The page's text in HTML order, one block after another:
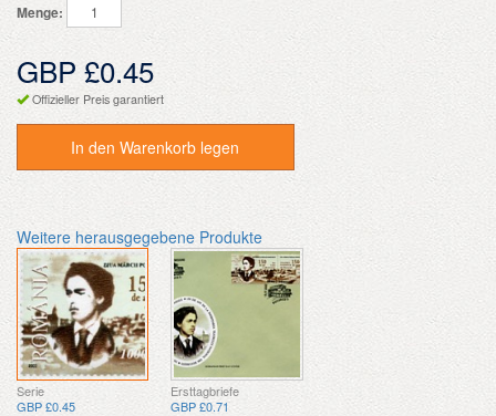
Menge:
GBP £0.45
Offizieller Preis garantiert
In den Warenkorb legen
Weitere herausgegebene Produkte
Serie
GBP £0.45
Ersttagbriefe
GBP £0.71